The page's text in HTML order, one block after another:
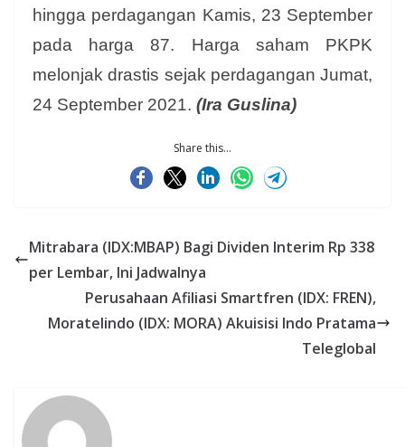
hingga perdagangan Kamis, 23 September
pada harga 87. Harga saham PKPK
melonjak drastis sejak perdagangan Jumat,
24 September 2021. (Ira Guslina)
Share this...
Mitrabara (IDX:MBAP) Bagi Dividen Interim Rp 338
per Lembar, Ini Jadwalnya
Perusahaan Afiliasi Smartfren (IDX: FREN),
Moratelindo (IDX: MORA) Akuisisi Indo Pratama
Teleglobal